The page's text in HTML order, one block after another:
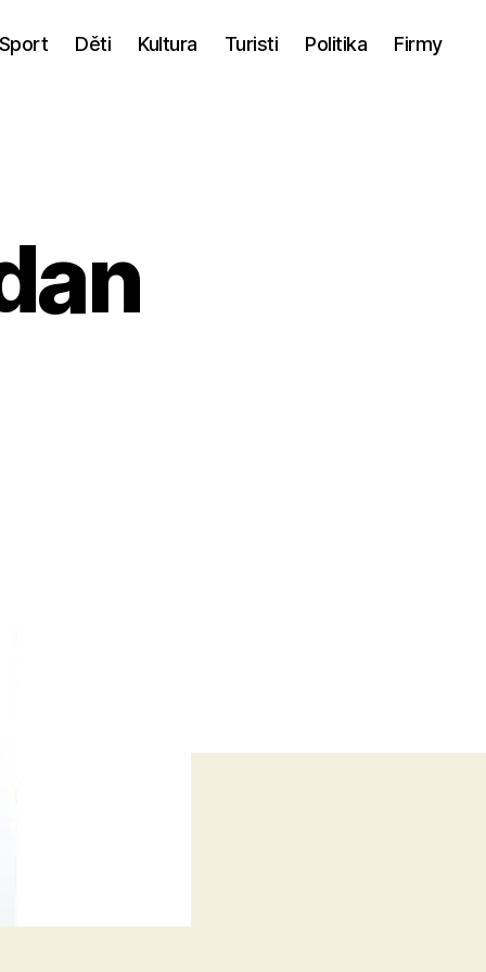
Sport Děti Kultura Turisti Politika Firmy